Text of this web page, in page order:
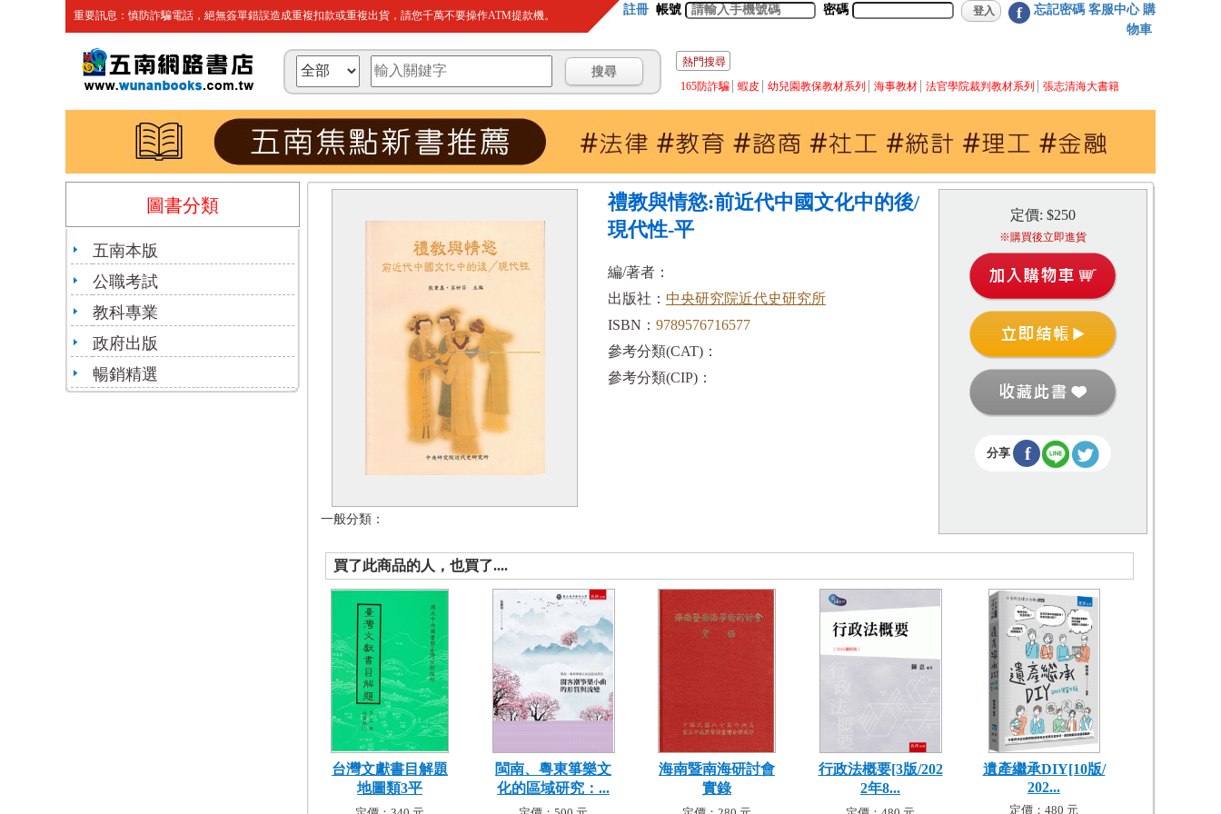
重要訊息：慎防詐騙電話，絕無簽單錯誤造成重複扣款或重複出貨，請您千萬不要操作ATM提款機。 註冊 帳號 密碼 f 忘記密碼 客服中心 購
物車
熱門搜尋
165防詐騙
蝦皮 幼兒園教保教材系列 海事教材 法官學院裁判教材系列 張志清海大書籍
圖書分類
五南本版
公職考試
教科專業
政府出版
暢銷精選
一般分類：
禮教與情慾:前近代中國文化中的後/
現代性-平
編/著者：
出版社： 中央研究院近代史研究所
ISBN： 9789576716577
參考分類(CAT)：
參考分類(CIP)：
定價: $250
※購買後立即進貨
分享 f
買了此商品的人，也買了....
台灣文獻書目解題
地圖類3平
閩南、粵東箏樂文
化的區域研究：...
海南暨南海研討會
實錄
行政法概要[3版/202
2年8...
遺產繼承DIY[10版/
202...
定價：480 元